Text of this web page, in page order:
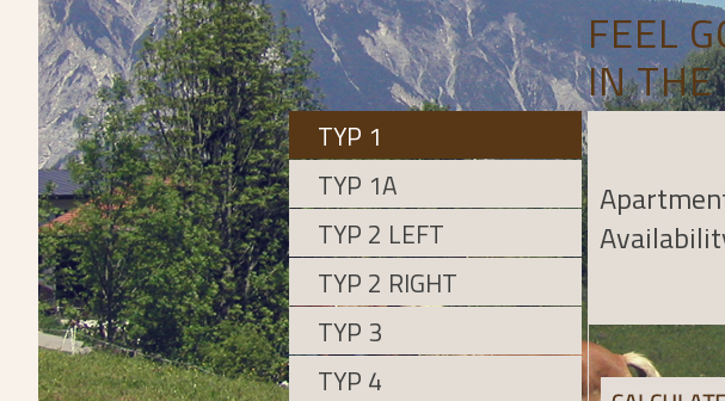
TYP 1
TYP 1A
TYP 2 LEFT
TYP 2 RIGHT
TYP 3
TYP 4
FEEL
IN